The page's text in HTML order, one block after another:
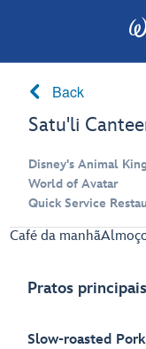
Back
Satu'li
Disney's Animal
World of Avatar
Quick Service
Café da manhã
Pratos principais
Slow-roasted